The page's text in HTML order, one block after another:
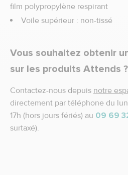
film polypropylène respirant
Voile supérieur : non-tissé
Vous souhaitez obtenir
sur les produits Attends ?
Contactez-nous depuis notre
directement par téléphone du
17h (hors jours fériés) au 09 69
surtaxé).